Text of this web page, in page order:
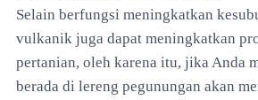
Selain berfungsi meningkatkan
vulkanik juga dapat meningkatkan
pertanian, oleh karena itu, jika Anda
berada di lereng pegunungan akan